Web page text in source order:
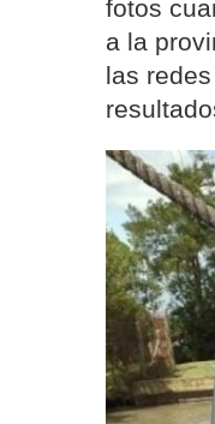
fotos
a la
las